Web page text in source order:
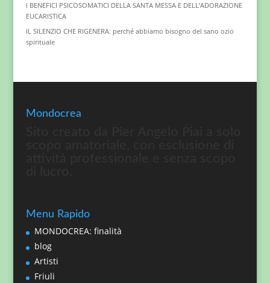
I BENEFICI PSICOSOMATICI DELLA SANTA MESSA E DELL’ADORAZIONE
EUCARISTICA
IL SILENZIO CHE RIGENERA: perché abbiamo bisogno del sano ozio
spirituale
Mondocrea
Menu Rapido
MONDOCREA: finalità
blog
Artisti
Friuli